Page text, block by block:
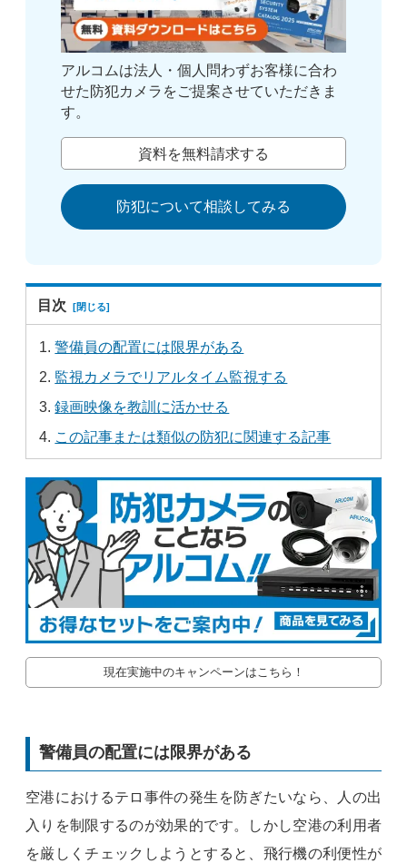
アルコムは法人・個人問わずお客様に合わ
せた防犯カメラをご提案させていただきま
す。
資料を無料請求する
防犯について相談してみる
目次
警備員の配置には限界がある
監視カメラでリアルタイム監視する
録画映像を教訓に活かせる
この記事または類似の防犯に関連する記事
現在実施中のキャンペーンはこちら！
警備員の配置には限界がある
空港におけるテロ事件の発生を防ぎたいなら、人の出
入りを制限するのが効果的です。しかし空港の利用者
を厳しくチェックしようとすると、飛行機の利便性が